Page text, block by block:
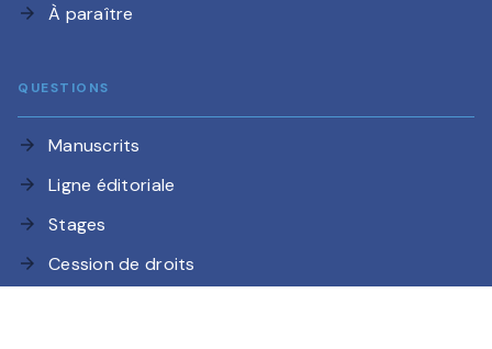
arrow_forward À paraître
QUESTIONS
arrow_forward Manuscrits
arrow_forward Ligne éditoriale
arrow_forward Stages
arrow_forward Cession de droits